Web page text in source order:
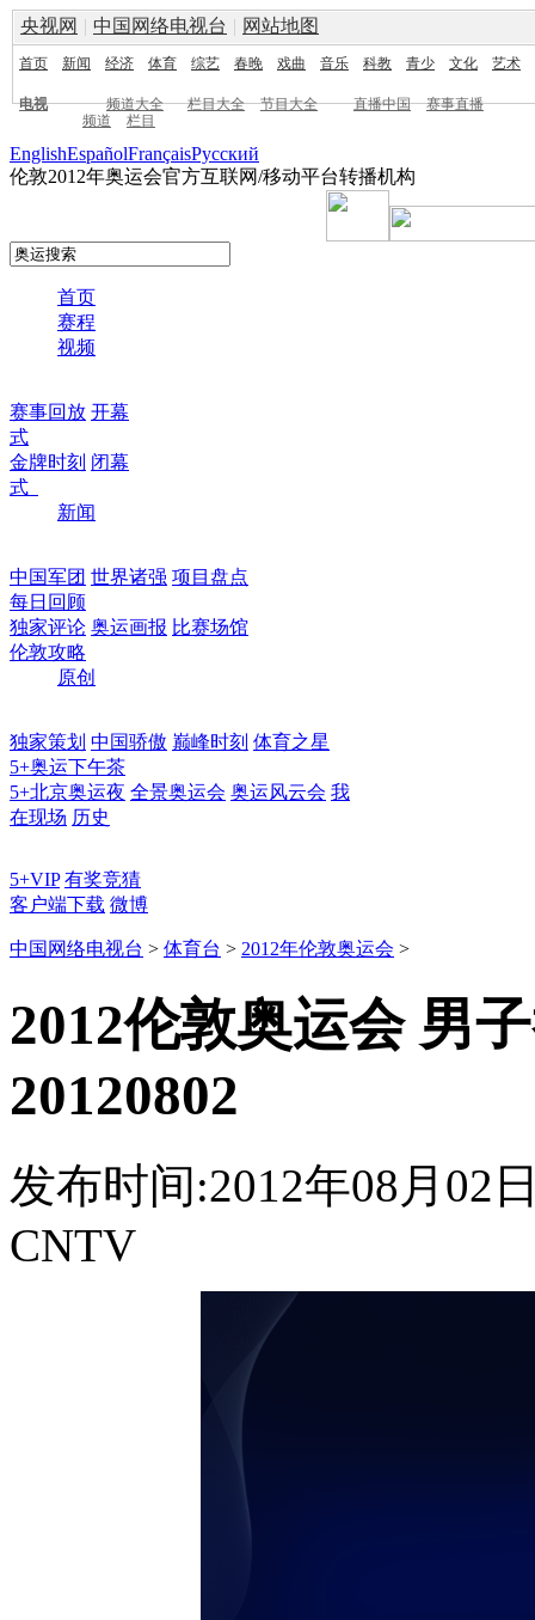
央视网 | 中国网络电视台 | 网站地图
首页 新闻 经济 体育 综艺 春晚 戏曲 音乐 科教 青少 文化 艺术
电视 频道大全 栏目大全 节目大全 直播中国
赛事直播
频道
栏目
EnglishEspañolFrançaisPусский
伦敦2012年奥运会官方互联网/移动平台转播机构
首页
赛程
视频
赛事回放 开幕
式
金牌时刻 闭幕
式
新闻
中国军团 世界诸强 项目盘点
每日回顾
独家评论 奥运画报 比赛场馆
伦敦攻略
原创
独家策划 中国骄傲 巅峰时刻 体育之星
5+奥运下午茶
5+北京奥运夜 全景奥运会 奥运风云会 我
在现场 历史
5+VIP 有奖竞猜
客户端下载 微博
中国网络电视台 > 体育台 > 2012年伦敦奥运会 >
2012伦敦奥运会 男
20120802
发布时间:2012年08月02
CNTV